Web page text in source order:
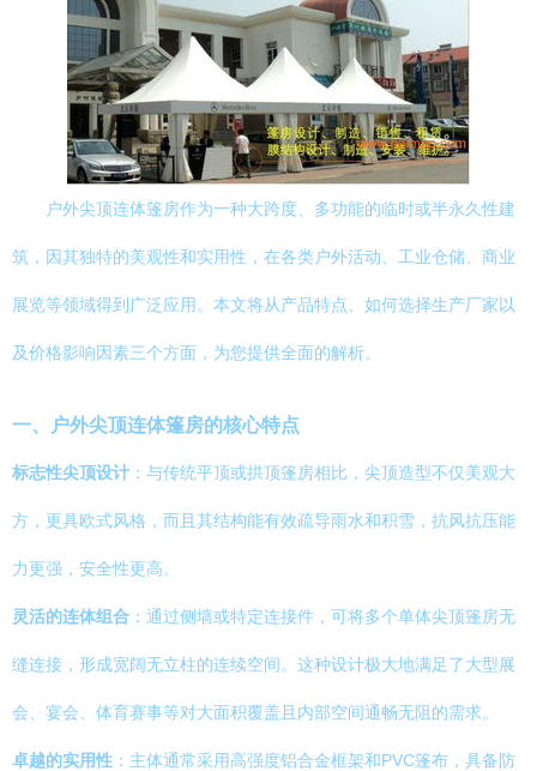
户外尖顶连体篷房作为一种大跨度、多功能的临时或半永久性建
筑，因其独特的美观性和实用性，在各类户外活动、工业仓储、商业
展览等领域得到广泛应用。本文将从产品特点、如何选择生产厂家以
及价格影响因素三个方面，为您提供全面的解析。
一、户外尖顶连体篷房的核心特点
标志性尖顶设计 ：与传统平顶或拱顶篷房相比，尖顶造型不仅美观大
方，更具欧式风格，而且其结构能有效疏导雨水和积雪，抗风抗压能
力更强，安全性更高。
灵活的连体组合 ：通过侧墙或特定连接件，可将多个单体尖顶篷房无
缝连接，形成宽阔无立柱的连续空间。这种设计极大地满足了大型展
会、宴会、体育赛事等对大面积覆盖且内部空间通畅无阻的需求。
卓越的实用性 ：主体通常采用高强度铝合金框架和PVC篷布，具备防